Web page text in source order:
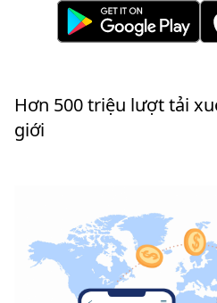
Hơn 500 triệu lượt tải
giới